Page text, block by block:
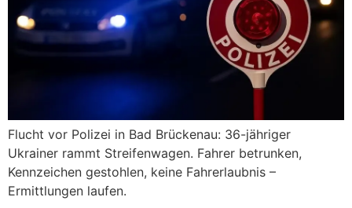
Flucht vor Polizei in Bad Brückenau: 36-jähriger
Ukrainer rammt Streifenwagen. Fahrer betrunken,
Kennzeichen gestohlen, keine Fahrerlaubnis –
Ermittlungen laufen.